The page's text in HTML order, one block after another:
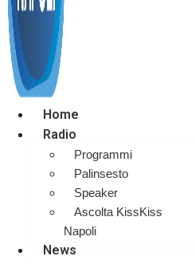
Home
Radio
Programmi
Palinsesto
Speaker
Ascolta KissKiss
Napoli
News